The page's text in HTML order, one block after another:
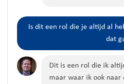
Is dit een rol die je altijd al
dat
Dit is een rol die ik
maar waar ik ook naar